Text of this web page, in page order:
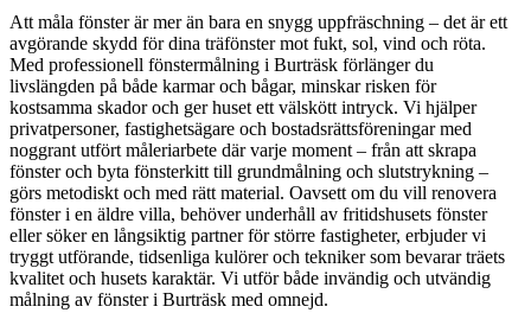
Att måla fönster är mer än bara en snygg uppfräschning – det är ett
avgörande skydd för dina träfönster mot fukt, sol, vind och röta.
Med professionell fönstermålning i Burträsk förlänger du
livslängden på både karmar och bågar, minskar risken för
kostsamma skador och ger huset ett välskött intryck. Vi hjälper
privatpersoner, fastighetsägare och bostadsrättsföreningar med
noggrant utfört måleriarbete där varje moment – från att skrapa
fönster och byta fönsterkitt till grundmålning och slutstrykning –
görs metodiskt och med rätt material. Oavsett om du vill renovera
fönster i en äldre villa, behöver underhåll av fritidshusets fönster
eller söker en långsiktig partner för större fastigheter, erbjuder vi
tryggt utförande, tidsenliga kulörer och tekniker som bevarar träets
kvalitet och husets karaktär. Vi utför både invändig och utvändig
målning av fönster i Burträsk med omnejd.